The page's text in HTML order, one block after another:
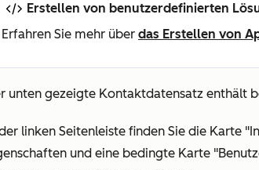
Erstellen von benutzerdefinierten
Erfahren Sie mehr über das Erstellen von
unten gezeigte Kontaktdatensatz enthält
der linken Seitenleiste finden Sie die Karte
und eine bedingte Karte